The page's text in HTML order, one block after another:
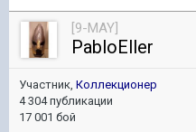
[9-MAY]
PabloEller
Участник, Коллекционер
4 304 публикации
17 001 бой